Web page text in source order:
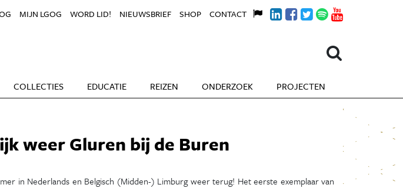
COLLECTIES EDUCATIE REIZEN ONDERZOEK PROJECTEN
MIJN LGOG WORD LID! NIEUWSBRIEF SHOP CONTACT
weer Gluren bij de Buren
in Nederlands en Belgisch (Midden-) Limburg weer terug! Het eerste exemplaar van